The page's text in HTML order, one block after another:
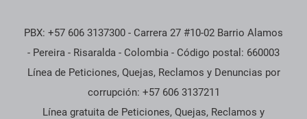
PBX: +57 606 3137300 - Carrera 27 #10-02 Barrio Alamos
- Pereira - Risaralda - Colombia - Código postal: 660003
Línea de Peticiones, Quejas, Reclamos y Denuncias por
corrupción: +57 606 3137211
Línea gratuita de Peticiones, Quejas, Reclamos y